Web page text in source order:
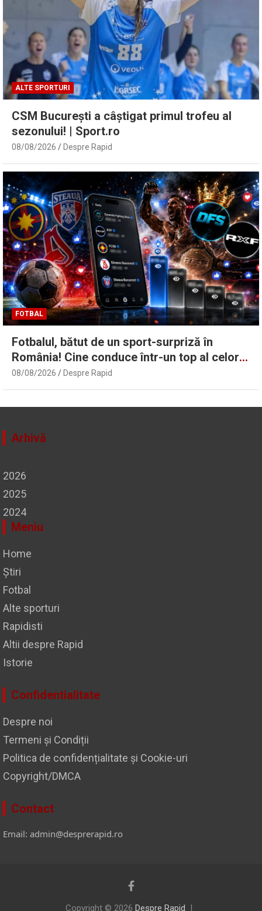
ALTE SPORTURI
CSM București a câștigat primul trofeu al
sezonului! | Sport.ro
08/08/2026 Despre Rapid
FOTBAL
Fotbalul, bătut de un sport-surpriză în
România! Cine conduce într-un top al celor
mai vizualizate reel-uri pe Facebook: FCSB,
la ani lumină de CSA Steaua
08/08/2026 Despre Rapid
Arhivă
2026
2025
2024
Meniu
Home
Știri
Fotbal
Alte sporturi
Rapidisti
Altii despre Rapid
Istorie
Confidentialitate
Despre noi
Termeni și Condiții
Politica de confidențialitate și Cookie-uri
Copyright/DMCA
Contact
Email: admin@desprerapid.ro
Copyright © 2026 Despre Rapid